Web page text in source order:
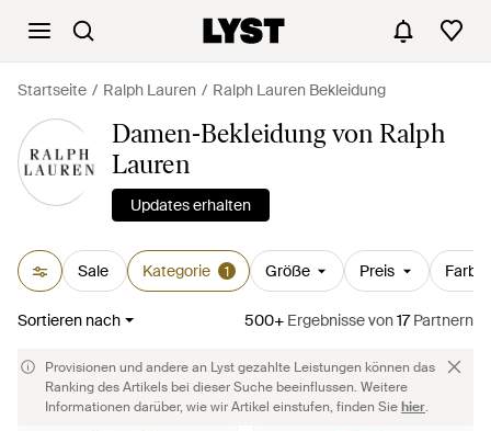
Startseite Ralph Lauren Ralph Lauren Bekleidung
Damen-Bekleidung von Ralph
Lauren
Updates erhalten
Sale Kategorie 1 Größe Preis Farbe
Sortieren nach 500+ Ergebnissevon17Partnern
Provisionen und andere an Lyst gezahlte Leistungen können das
Ranking des Artikels bei dieser Suche beeinflussen. Weitere
Informationen darüber, wie wir Artikel einstufen, finden Siehier.